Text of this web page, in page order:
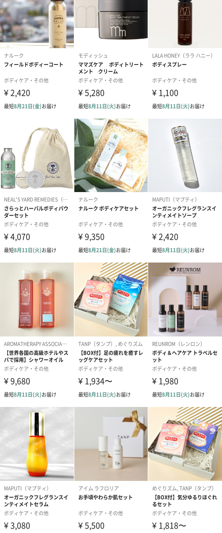
豊かで持続可能な地球環境へとつながる変化をもたらすビューテ
ィブランド「ザボディショップ」。
ザボディショップは、ありのままの美しさを通して人や社会、地
球に変革を起こしていく、イギリス発のトータルビューティブラ
ンドです。
世界中から集めた選りすぐりのナチュラルな原材料を用い、スキ
ンケア、ボディケア、フレグランス、メイクアップといったあら
ゆる製品を展開。その歴史は、1976年に創業者のアニータ・ロデ
ィックが、郊外の港町で天然原料をベースにしたビューティ製品
の店をオープンしたところから始まりました。
成分
ピンクグレープフルーツ
ブリティッシュローズ
モリンガ
商品詳細情報
商品サイズ
縦10cm×横15.5cm×奥行8.5cm
商品内容量
シャワージェル：250mL
ボディヨーグルト：200mL
ハンドクリーム：30mL
全体重量
注意事項
※表示されている全成分は改良等の理由により、予告
なく処方が変更となり、掲載の原料、説明などが製品
のラベルと異なる場合もございます。
オイルなどの成分を含む商品は、航空危険物に含まれ
るため航空機に搭載することができません。そのため
離島などの航空便を使用する地域にお住まいのかたへ
お届けの場合は、船便に変更するため1週間前後お届け
が遅くなる可能性がございます。
商品オプション情報